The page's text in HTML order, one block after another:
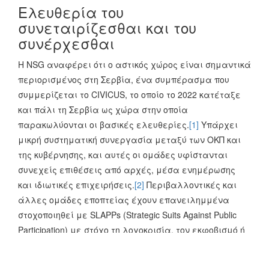
Φεβρουάριο έως τον Αύγουστο του 2022. Αυτό
αντιπροσωπεύει μια περαιτέρω περιθωριοποίηση της
κοινωνικής προστασίας από τη σερβική κυβέρνηση. Οι
εργαζόμενοι σε άτυπη απασχόληση, που
αντιπροσωπεύουν το 30% όλων των Σέρβων
εργαζομένων, εξαιρούνται επίσης από το σύστημα
κοινωνικής προστασίας.[2]
Read More +
Ελευθερία του
συνεταιρίζεσθαι και του
συνέρχεσθαι
Η NSG αναφέρει ότι ο αστικός χώρος είναι σημαντικά
περιορισμένος στη Σερβία, ένα συμπέρασμα που
συμμερίζεται το CIVICUS, το οποίο το 2022 κατέταξε
και πάλι τη Σερβία ως χώρα στην οποία
παρακωλύονται οι βασικές ελευθερίες.[1] Υπάρχει
μικρή συστηματική συνεργασία μεταξύ των ΟΚΠ και
της κυβέρνησης, και αυτές οι ομάδες υφίστανται
συνεχείς επιθέσεις από αρχές, μέσα ενημέρωσης
και ιδιωτικές επιχειρήσεις.[2] Περιβαλλοντικές και
άλλες ομάδες εποπτείας έχουν επανειλημμένα
στοχοποιηθεί με SLAPPs (Strategic Suits Against Public
Participation) με στόχο τη λογοκρισία, τον εκφοβισμό ή